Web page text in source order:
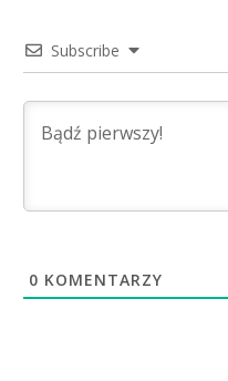
Subscribe
0 KOMENTARZY